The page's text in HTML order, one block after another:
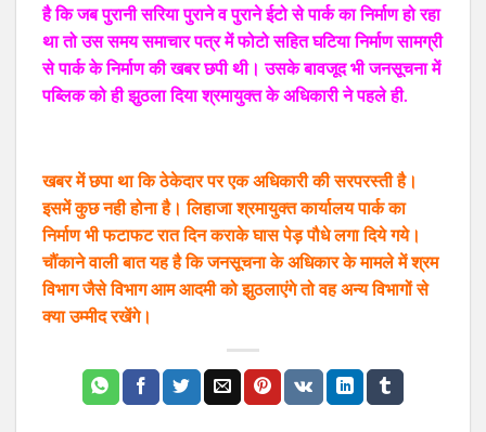
है कि जब पुरानी सरिया पुराने व पुराने ईटो से पार्क का निर्माण हो रहा
था तो उस समय समाचार पत्र में फोटो सहित घटिया निर्माण सामग्री
से पार्क के निर्माण की खबर छपी थी। उसके बावजूद भी जनसूचना में
पब्लिक को ही झुठला दिया श्रमायुक्त के अधिकारी ने पहले ही.
खबर में छपा था कि ठेकेदार पर एक अधिकारी की सरपरस्ती है।
इसमें कुछ नही होना है। लिहाजा श्रमायुक्त कार्यालय पार्क का
निर्माण भी फटाफट रात दिन कराके घास पेड़ पौधे लगा दिये गये।
चौंकाने वाली बात यह है कि जनसूचना के अधिकार के मामले में श्रम
विभाग जैसे विभाग आम आदमी को झुठलाएंगे तो वह अन्य विभागों से
क्या उम्मीद रखेंगे।